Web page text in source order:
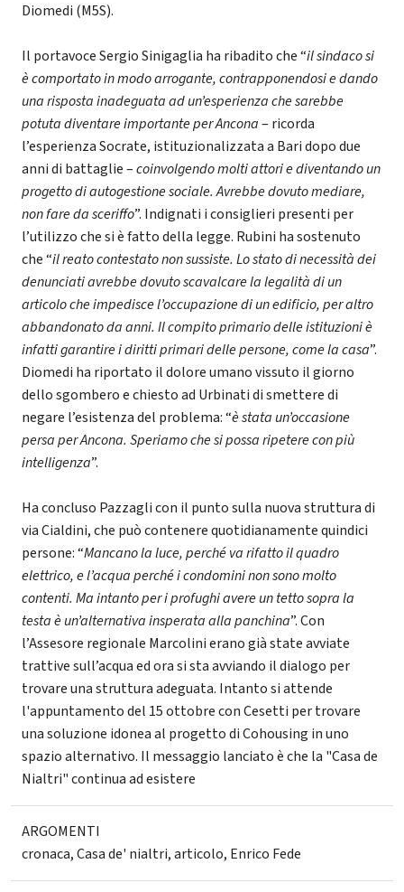
Diomedi (M5S).
Il portavoce Sergio Sinigaglia ha ribadito che “il sindaco si
è comportato in modo arrogante, contrapponendosi e dando
una risposta inadeguata ad un’esperienza che sarebbe
potuta diventare importante per Ancona– ricorda
l’esperienza Socrate, istituzionalizzata a Bari dopo due
anni di battaglie –coinvolgendo molti attori e diventando un
progetto di autogestione sociale. Avrebbe dovuto mediare,
non fare da sceriffo”. Indignati i consiglieri presenti per
l’utilizzo che si è fatto della legge. Rubini ha sostenuto
che “il reato contestato non sussiste. Lo stato di necessità dei
denunciati avrebbe dovuto scavalcare la legalità di un
articolo che impedisce l’occupazione di un edificio, per altro
abbandonato da anni. Il compito primario delle istituzioni è
infatti garantire i diritti primari delle persone, come la casa”.
Diomedi ha riportato il dolore umano vissuto il giorno
dello sgombero e chiesto ad Urbinati di smettere di
negare l’esistenza del problema: “è stata un’occasione
persa per Ancona. Speriamo che si possa ripetere con più
intelligenza”.
Ha concluso Pazzagli con il punto sulla nuova struttura di
via Cialdini, che può contenere quotidianamente quindici
persone: “Mancano la luce, perché va rifatto il quadro
elettrico, e l’acqua perché i condomini non sono molto
contenti. Ma intanto per i profughi avere un tetto sopra la
testa è un’alternativa insperata alla panchina”. Con
l’Assesore regionale Marcolini erano già state avviate
trattive sull’acqua ed ora si sta avviando il dialogo per
trovare una struttura adeguata. Intanto si attende
l'appuntamento del 15 ottobre con Cesetti per trovare
una soluzione idonea al progetto di Cohousing in uno
spazio alternativo. Il messaggio lanciato è che la "Casa de
Nialtri" continua ad esistere
ARGOMENTI
cronaca,Casa de' nialtri,articolo, Enrico Fede